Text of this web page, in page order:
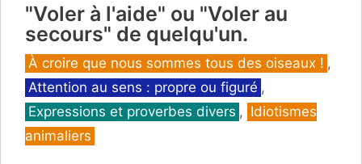
"Voler à l'aide" ou "Voler au
secours" de quelqu'un.
Catégories
À croire que nous sommes tous des oiseaux ! ,
Attention au sens : propre ou figuré ,
Expressions et proverbes divers , Idiotismes
animaliers